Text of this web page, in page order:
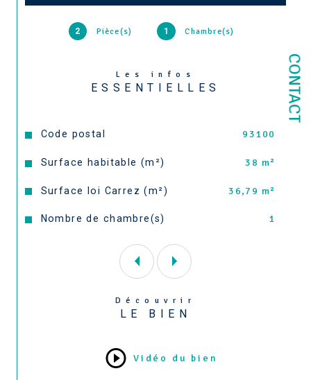
CONTACT
2 Pièce(s) 1 Chambre(s)
Les infos
ESSENTIELLES
Caractéristiques Valeurs
Code postal 93100
Surface habitable (m²) 38 m²
Surface loi Carrez (m²) 36,79 m²
Nombre de chambre(s) 1
une grande chambre
Chauffage et eau chaude individuels gaz par
-
Découvrir
LE BIEN
Vidéo du bien